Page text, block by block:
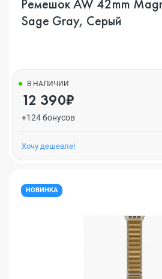
Ремешок AW 42mm
Sage Gray, Серый
В НАЛИЧИИ
12 390₽
+124 бонусов
Хочу дешевле!
НОВИНКА